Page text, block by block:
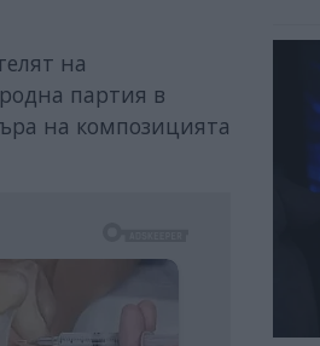
на
партия в
на композицията